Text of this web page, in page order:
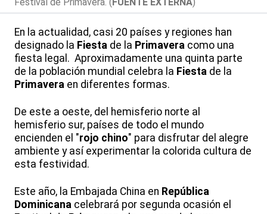
En la actualidad, casi 20 países y regiones han
designado la Fiesta de la Primavera como una
fiesta legal. Aproximadamente una quinta parte
de la población mundial celebra la Fiesta de la
Primavera en diferentes formas.
De este a oeste, del hemisferio norte al
hemisferio sur, países de todo el mundo
encienden el "rojo chino" para disfrutar del alegre
ambiente y así experimentar la colorida cultura de
esta festividad.
Este año, la Embajada China en República
Dominicana celebrará por segunda ocasión el